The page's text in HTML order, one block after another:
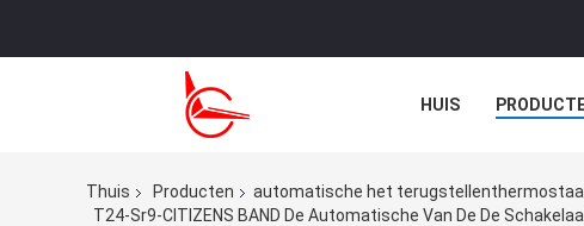
HUIS
Thuis
Producten
automatische het
T24-Sr9-CITIZENS BAND De Automatische Van De De